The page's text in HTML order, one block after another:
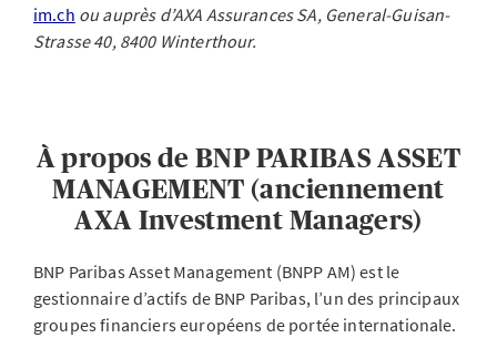
im.ch ou auprès d’AXA Assurances SA, General-Guisan-
Strasse 40, 8400 Winterthour.
À propos de BNP PARIBAS ASSET
MANAGEMENT (anciennement
AXA Investment Managers)
BNP Paribas Asset Management (BNPP AM) est le
gestionnaire d’actifs de BNP Paribas, l’un des principaux
groupes financiers européens de portée internationale.